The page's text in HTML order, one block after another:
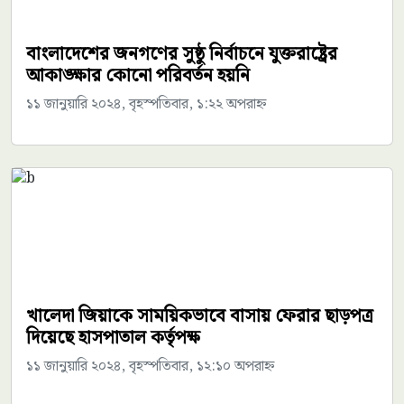
বাংলাদেশের জনগণের সুষ্ঠু নির্বাচনে যুক্তরাষ্ট্রের
আকাঙ্ক্ষার কোনো পরিবর্তন হয়নি
১১ জানুয়ারি ২০২৪, বৃহস্পতিবার, ১:২২ অপরাহ্ন
খালেদা জিয়াকে সাময়িকভাবে বাসায় ফেরার ছাড়পত্র
দিয়েছে হাসপাতাল কর্তৃপক্ষ
১১ জানুয়ারি ২০২৪, বৃহস্পতিবার, ১২:১০ অপরাহ্ন